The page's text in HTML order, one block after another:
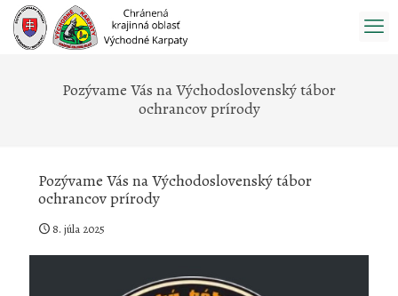
Prejsť
obsah
Pozývame Vás na Východoslovenský tábor
ochrancov prírody
Pozývame Vás na Východoslovenský tábor
ochrancov prírody
8. júla 2025